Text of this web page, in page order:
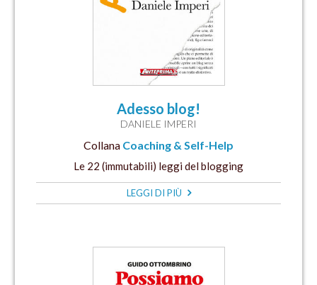
Adesso blog!
DANIELE IMPERI
Collana Coaching & Self-Help
Le 22 (immutabili) leggi del blogging
LEGGI DI PIÙ